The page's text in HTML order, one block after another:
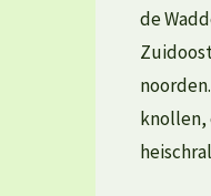
de
knollen,